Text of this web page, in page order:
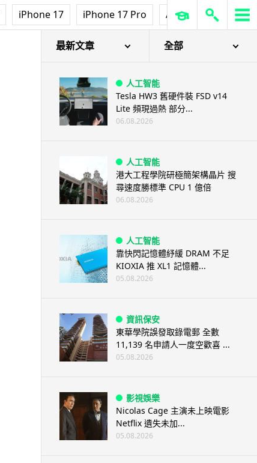
iPhone 17 iPhone 17 Pro AirPods Pro 3
最新文章 全部
人工智能
Tesla HW3 舊硬件裝 FSD v14
Lite 頻現過熱 部分...
06.08.2026
人工智能
港大工程學院研極簡架構晶片 搜
尋速度勝標準 CPU 1 億倍
06.08.2026
人工智能
靠快閃記憶體紓緩 DRAM 不足
KIOXIA 推 XL1 記憶體...
05.08.2026
資訊保安
東華學院誤發取錄電郵 全數
11,139 名申請人一度空歡喜 ...
05.08.2026
影視娛樂
Nicolas Cage 主演未上映電影
Netflix 遺失未加...
05.08.2026